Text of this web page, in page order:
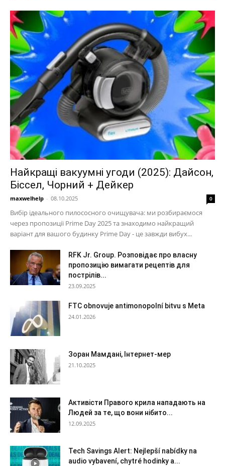
Найкращі вакуумні угоди (2025): Дайсон,
Біссел, Чорний + Дейкер
maxwelhelp - 08.10.2025 0
Вибір ідеального пилососного очищувача: ми розбираємося
через пропозиції Prime Day 2025 та знаходимо найкращий
варіант для вашого будинку Prime Day - це завжди вибух...
RFK Jr. Group. Розповідає про власну
пропозицію вимагати рецептів для
пострілів...
23.09.2025
FTC obnovuje antimonopolní bitvu s Meta
24.01.2026
Зоран Мамдані, Інтернет-мер
21.10.2025
Активісти Правого крила нападають на
Людей за те, що вони нібито...
12.09.2025
Tech Savings Alert: Nejlepší nabídky na
audio vybavení, chytré hodinky a...